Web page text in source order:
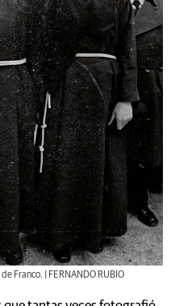
Franco. | FERNANDO RUBIO